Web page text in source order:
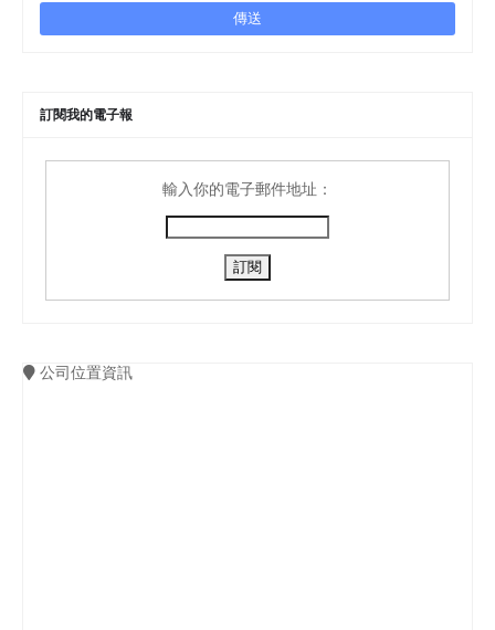
訂閱我的電子報
輸入你的電子郵件地址：
公司位置資訊